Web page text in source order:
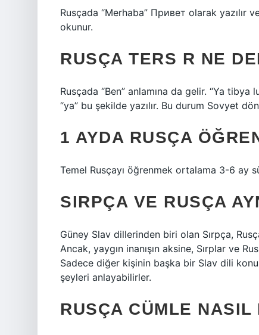
Rusçada “Merhaba” Привет olarak
okunur.
RUSÇA TERS R NE
Rusçada “Ben” anlamına da gelir. “Ya
“ya” bu şekilde yazılır. Bu durum Sovyet
1 AYDA RUSÇA
Temel Rusçayı öğrenmek ortalama 3-6 ay
SIRPÇA VE RUSÇA
Güney Slav dillerinden biri olan Sırpça,
Ancak, yaygın inanışın aksine, Sırplar ve
Sadece diğer kişinin başka bir Slav dili
şeyleri anlayabilirler.
RUSÇA CÜMLE NASIL